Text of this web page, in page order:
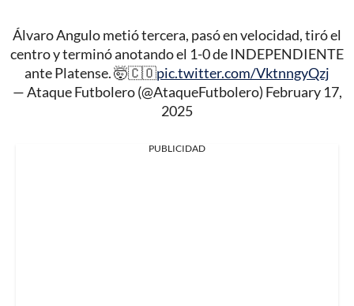
Álvaro Angulo metió tercera, pasó en velocidad, tiró el
centro y terminó anotando el 1-0 de INDEPENDIENTE
ante Platense. 🤯🇨🇴pic.twitter.com/VktnngyQzj
— Ataque Futbolero (@AtaqueFutbolero) February 17,
2025
PUBLICIDAD